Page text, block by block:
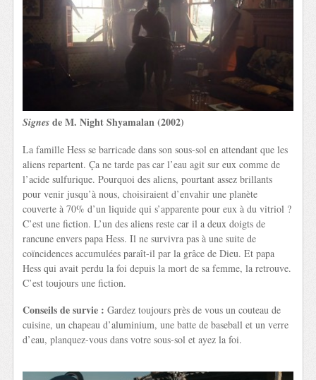
Signes de M. Night Shyamalan (2002)
La famille Hess se barricade dans son sous-sol en attendant que les
aliens repartent. Ça ne tarde pas car l’eau agit sur eux comme de
l’acide sulfurique. Pourquoi des aliens, pourtant assez brillants
pour venir jusqu’à nous, choisiraient d’envahir une planète
couverte à 70% d’un liquide qui s’apparente pour eux à du vitriol ?
C’est une fiction. L’un des aliens reste car il a deux doigts de
rancune envers papa Hess. Il ne survivra pas à une suite de
coïncidences accumulées paraît-il par la grâce de Dieu. Et papa
Hess qui avait perdu la foi depuis la mort de sa femme, la retrouve.
C’est toujours une fiction.
Conseils de survie : Gardez toujours près de vous un couteau de
cuisine, un chapeau d’aluminium, une batte de baseball et un verre
d’eau, planquez-vous dans votre sous-sol et ayez la foi.